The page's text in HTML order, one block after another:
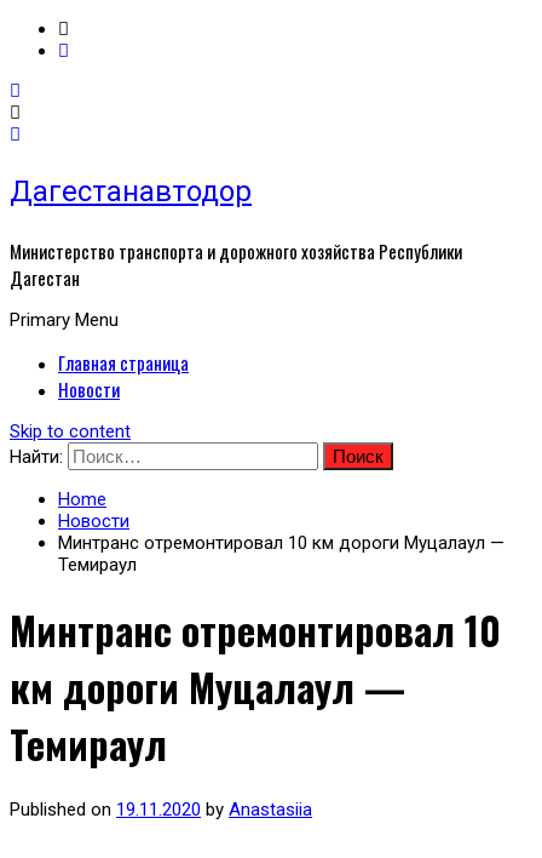
Дагестанавтодор
Министерство транспорта и дорожного хозяйства Республики
Дагестан
Primary Menu
Главная страница
Новости
Skip to content
Найти:
Home
Новости
Минтранс отремонтировал 10 км дороги Муцалаул —
Темираул
Минтранс отремонтировал 10
км дороги Муцалаул —
Темираул
Published on 19.11.2020 by Anastasiia